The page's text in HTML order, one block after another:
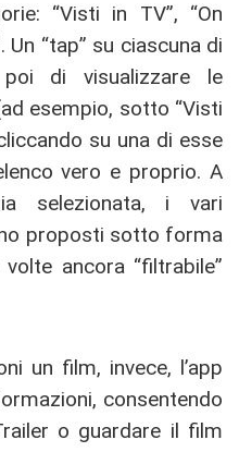
“Visti in TV”, “On
Un “tap” su ciascuna di
di visualizzare le
esempio, sotto “Visti
su una di esse
vero e proprio. A
selezionata, i vari
proposti sotto forma
ancora “filtrabile”
un film, invece, l’app
consentendo
o guardare il film